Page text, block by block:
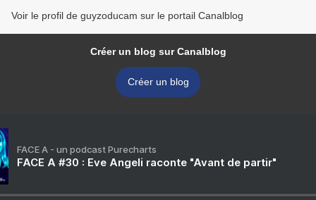
Voir le profil de guyzoducam sur le portail Canalblog
Créer un blog sur Canalblog
Créer un blog
FACE A - un podcast Purecharts
FACE A #30 : Eve Angeli raconte "Avant de partir"